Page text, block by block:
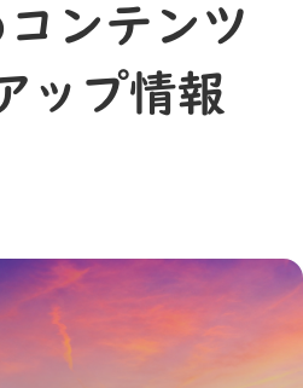
ンテンツ
ップ情報